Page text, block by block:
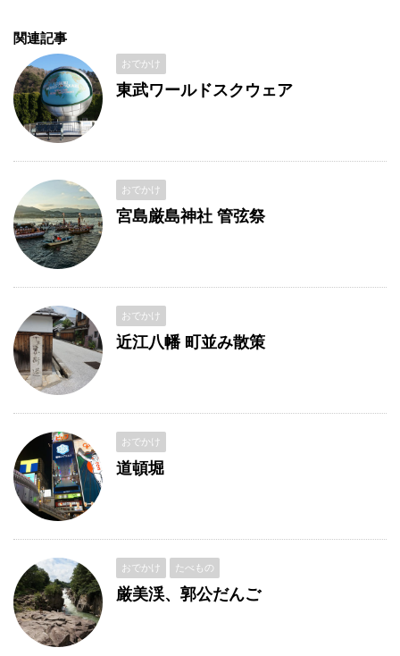
関連記事
おでかけ
東武ワールドスクウェア
おでかけ
宮島厳島神社 管弦祭
おでかけ
近江八幡 町並み散策
おでかけ
道頓堀
おでかけ たべもの
厳美渓、郭公だんご